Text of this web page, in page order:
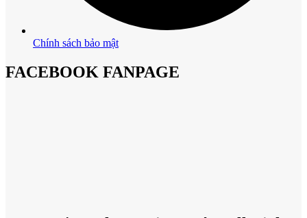
Chính sách bảo mật
FACEBOOK FANPAGE